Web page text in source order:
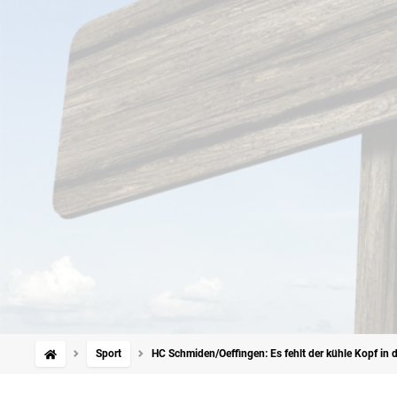
Sport HC Schmiden/Oeffingen: Es fehlt der kühle Kopf in